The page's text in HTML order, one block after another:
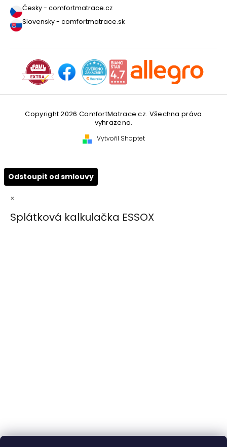
Česky - comfortmatrace.cz
Slovensky - comfortmatrace.sk
Vytvořil Shoptet
Copyright 2026 ComfortMatrace.cz. Všechna práva
vyhrazena.
Odstoupit od smlouvy
×
Splátková kalkulačka ESSOX